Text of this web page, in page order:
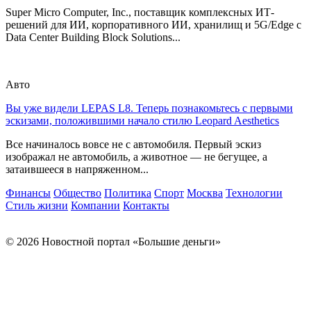
Super Micro Computer, Inc., поставщик комплексных ИТ-
решений для ИИ, корпоративного ИИ, хранилищ и 5G/Edge с
Data Center Building Block Solutions...
Авто
Вы уже видели LEPAS L8. Теперь познакомьтесь с первыми
эскизами, положившими начало стилю Leopard Aesthetics
Все начиналось вовсе не с автомобиля. Первый эскиз
изображал не автомобиль, а животное — не бегущее, а
затаившееся в напряженном...
Финансы Общество Политика Спорт Москва Технологии
Стиль жизни Компании Контакты
© 2026 Новостной портал «Большие деньги»